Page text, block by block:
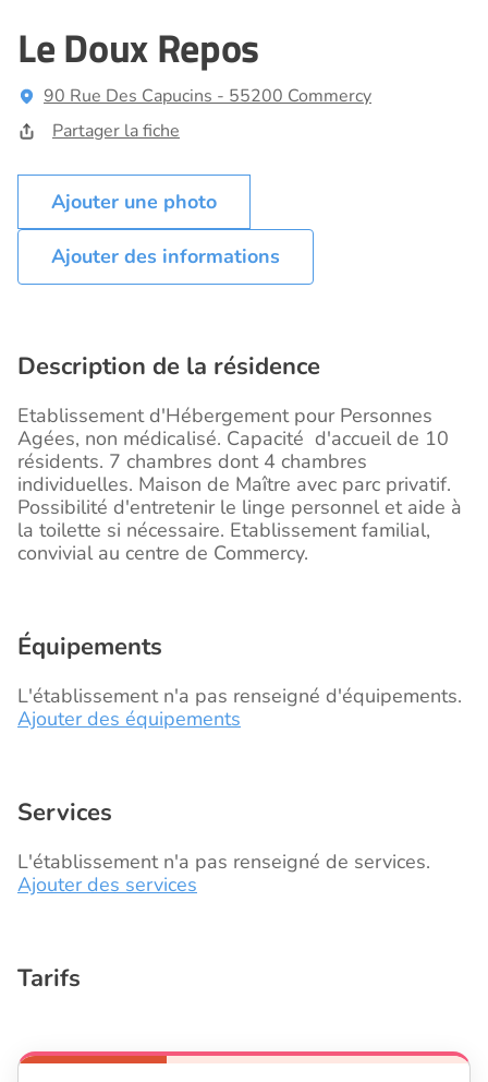
Le Doux Repos
90 Rue Des Capucins - 55200 Commercy
Partager la fiche
Ajouter des informations
Description de la résidence
Etablissement d'Hébergement pour Personnes
Agées, non médicalisé. Capacité d'accueil de 10
résidents. 7 chambres dont 4 chambres
individuelles. Maison de Maître avec parc privatif.
Possibilité d'entretenir le linge personnel et aide à
la toilette si nécessaire. Etablissement familial,
convivial au centre de Commercy.
Équipements
L'établissement n'a pas renseigné d'équipements.
Ajouter des équipements
Services
L'établissement n'a pas renseigné de services.
Ajouter des services
Tarifs